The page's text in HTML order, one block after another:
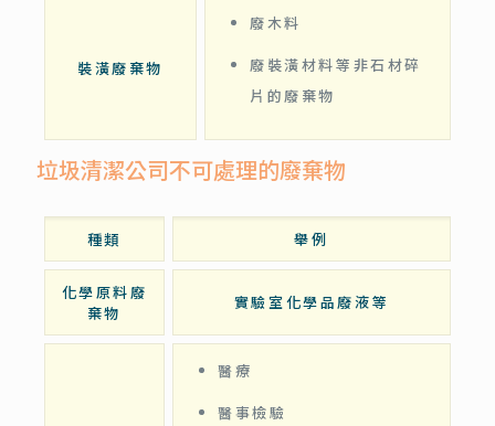
裝潢廢棄物
廢木料
廢裝潢材料等非石材碎
片的廢棄物
垃圾清潔公司不可處理的廢棄物
種類 舉例
化學原料廢
棄物
實驗室化學品廢液等
醫療
醫事檢驗